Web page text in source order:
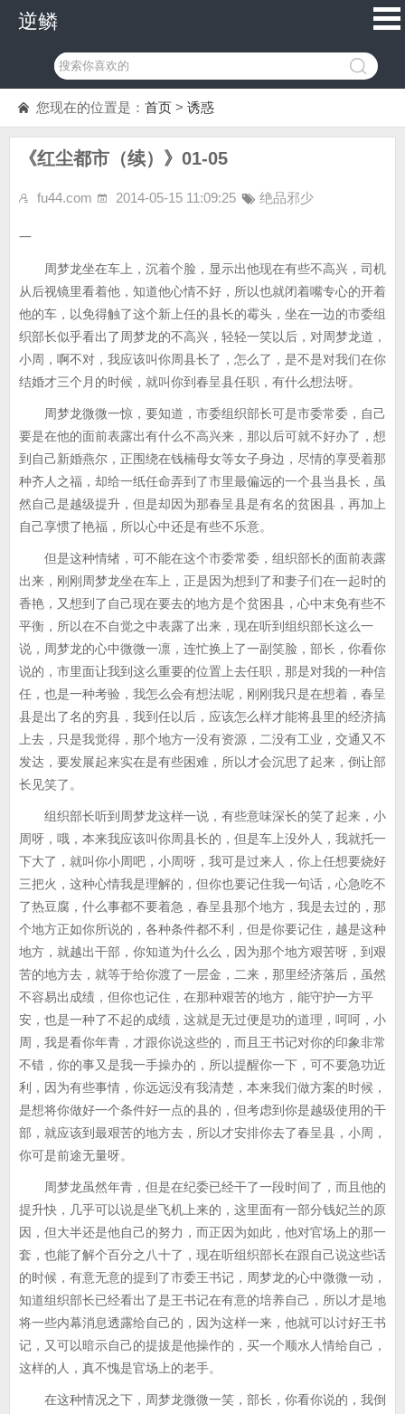
逆鳞
您现在的位置是： 首页 > 诱惑
《红尘都市（续）》01-05
fu44.com 2014-05-15 11:09:25 绝品邪少
一
周梦龙坐在车上，沉着个脸，显示出他现在有些不高兴，司机
从后视镜里看着他，知道他心情不好，所以也就闭着嘴专心的开着
他的车，以免得触了这个新上任的县长的霉头，坐在一边的市委组
织部长似乎看出了周梦龙的不高兴，轻轻一笑以后，对周梦龙道，
小周，啊不对，我应该叫你周县长了，怎么了，是不是对我们在你
结婚才三个月的时候，就叫你到春呈县任职，有什么想法呀。
周梦龙微微一惊，要知道，市委组织部长可是市委常委，自己
要是在他的面前表露出有什么不高兴来，那以后可就不好办了，想
到自己新婚燕尔，正围绕在钱楠母女等女子身边，尽情的享受着那
种齐人之福，却给一纸任命弄到了市里最偏远的一个县当县长，虽
然自己是越级提升，但是却因为那春呈县是有名的贫困县，再加上
自己享惯了艳福，所以心中还是有些不乐意。
但是这种情绪，可不能在这个市委常委，组织部长的面前表露
出来，刚刚周梦龙坐在车上，正是因为想到了和妻子们在一起时的
香艳，又想到了自己现在要去的地方是个贫困县，心中末免有些不
平衡，所以在不自觉之中表露了出来，现在听到组织部长这么一
说，周梦龙的心中微微一凛，连忙换上了一副笑脸，部长，你看你
说的，市里面让我到这么重要的位置上去任职，那是对我的一种信
任，也是一种考验，我怎么会有想法呢，刚刚我只是在想着，春呈
县是出了名的穷县，我到任以后，应该怎么样才能将县里的经济搞
上去，只是我觉得，那个地方一没有资源，二没有工业，交通又不
发达，要发展起来实在是有些困难，所以才会沉思了起来，倒让部
长见笑了。
组织部长听到周梦龙这样一说，有些意味深长的笑了起来，小
周呀，哦，本来我应该叫你周县长的，但是车上没外人，我就托一
下大了，就叫你小周吧，小周呀，我可是过来人，你上任想要烧好
三把火，这种心情我是理解的，但你也要记住我一句话，心急吃不
了热豆腐，什么事都不要着急，春呈县那个地方，我是去过的，那
个地方正如你所说的，各种条件都不利，但是你要记住，越是这种
地方，就越出干部，你知道为什么么，因为那个地方艰苦呀，到艰
苦的地方去，就等于给你渡了一层金，二来，那里经济落后，虽然
不容易出成绩，但你也记住，在那种艰苦的地方，能守护一方平
安，也是一种了不起的成绩，这就是无过便是功的道理，呵呵，小
周，我是看你年青，才跟你说这些的，而且王书记对你的印象非常
不错，你的事又是我一手操办的，所以提醒你一下，可不要急功近
利，因为有些事情，你远远没有我清楚，本来我们做方案的时候，
是想将你做好一个条件好一点的县的，但考虑到你是越级使用的干
部，就应该到最艰苦的地方去，所以才安排你去了春呈县，小周，
你可是前途无量呀。
周梦龙虽然年青，但是在纪委已经干了一段时间了，而且他的
提升快，几乎可以说是坐飞机上来的，这里面有一部分钱妃兰的原
因，但大半还是他自己的努力，而正因为如此，他对官场上的那一
套，也能了解个百分之八十了，现在听组织部长在跟自己说这些话
的时候，有意无意的提到了市委王书记，周梦龙的心中微微一动，
知道组织部长已经看出了是王书记在有意的培养自己，所以才是地
将一些内幕消息透露给自己的，因为这样一来，他就可以讨好王书
记，又可以暗示自己的提拔是他操作的，买一个顺水人情给自己，
这样的人，真不愧是官场上的老手。
在这种情况之下，周梦龙微微一笑，部长，你看你说的，我倒